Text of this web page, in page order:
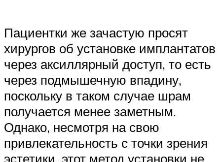
Пациентки же зачастую просят
хирургов об установке имплантатов
через аксиллярный доступ, то есть
через подмышечную впадину,
поскольку в таком случае шрам
получается менее заметным.
Однако, несмотря на свою
привлекательность с точки зрения
эстетики, этот метод установки не